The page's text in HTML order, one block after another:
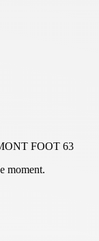
FOOT 63
moment.